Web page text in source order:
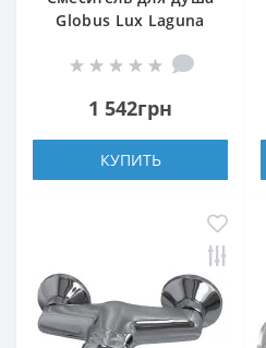
Globus Lux Laguna
1 542грн
КУПИТЬ